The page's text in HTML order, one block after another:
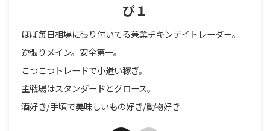
ぴ１
ほぼ毎日相場に張り付いてる兼業チキンデイトレーダー。
逆張りメイン。安全第一。
こつこつトレードで小遣い稼ぎ。
主戦場はスタンダードとグロース。
酒好き/手頃で美味しいもの好き/動物好き